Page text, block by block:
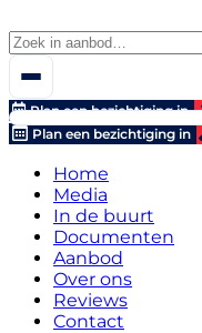
Plan een bezichtiging in
Plan een bezichtiging in
Home
Media
In de buurt
Documenten
Aanbod
Over ons
Reviews
Contact